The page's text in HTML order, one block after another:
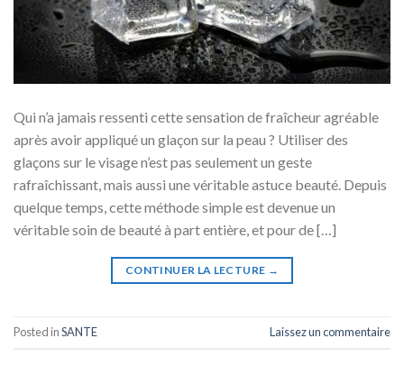
Qui n’a jamais ressenti cette sensation de fraîcheur agréable
après avoir appliqué un glaçon sur la peau ? Utiliser des
glaçons sur le visage n’est pas seulement un geste
rafraîchissant, mais aussi une véritable astuce beauté. Depuis
quelque temps, cette méthode simple est devenue un
véritable soin de beauté à part entière, et pour de […]
CONTINUER LA LECTURE →
Posted inSANTE Laissez un commentaire